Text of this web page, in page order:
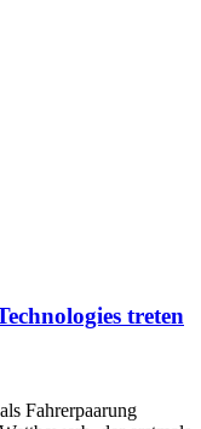
treten
Fahrerpaarung